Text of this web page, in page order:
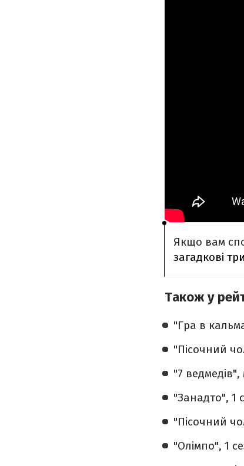
Якщо вам
загадкові
Також у
"Гра в
"Пісочний
"7 ведмедів",
"Занадто", 1
"Пісочний
"Олімпо", 1